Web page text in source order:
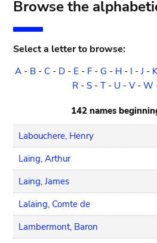
Browse the
Select a letter to browse:
A- B- C- D- E - F- G - H- I -J - K
R - S - T - U - V- W
142 names
Labouchere, Henry
Laing, Arthur
Laing, James
Lalaing, Comte de
Lambermont, Baron